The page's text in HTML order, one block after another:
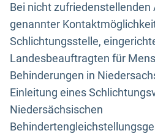
Bei nicht
genannter
Schlichtungsstelle,
Landesbeauftragten für
Behinderungen in
Einleitung eines
Niedersächsischen